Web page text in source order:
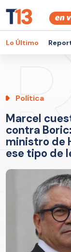
Lo Último
Política
Marcel
contra
ministro de
ese tipo de